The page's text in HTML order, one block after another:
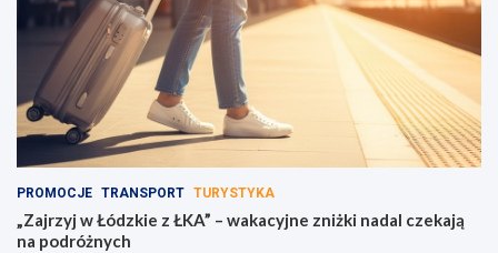
g
a
PROMOCJE TRANSPORT TURYSTYKA
„Zajrzyj w Łódzkie z ŁKA” – wakacyjne zniżki nadal czekają
na podróżnych